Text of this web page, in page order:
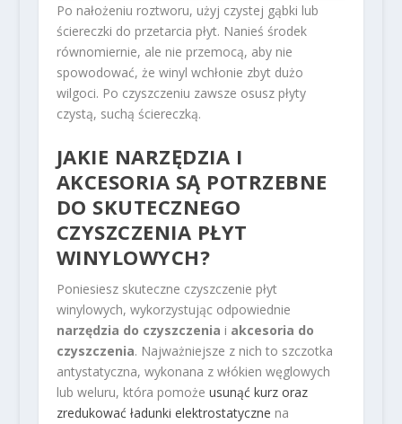
Po nałożeniu roztworu, użyj czystej gąbki lub
ściereczki do przetarcia płyt. Nanieś środek
równomiernie, ale nie przemocą, aby nie
spowodować, że winyl wchłonie zbyt dużo
wilgoci. Po czyszczeniu zawsze osusz płyty
czystą, suchą ściereczką.
JAKIE NARZĘDZIA I
AKCESORIA SĄ POTRZEBNE
DO SKUTECZNEGO
CZYSZCZENIA PŁYT
WINYLOWYCH?
Poniesiesz skuteczne czyszczenie płyt
winylowych, wykorzystując odpowiednie
narzędzia do czyszczenia i akcesoria do
czyszczenia. Najważniejsze z nich to szczotka
antystatyczna, wykonana z włókien węglowych
lub weluru, która pomoże usunąć kurz oraz
zredukować ładunki elektrostatyczne na